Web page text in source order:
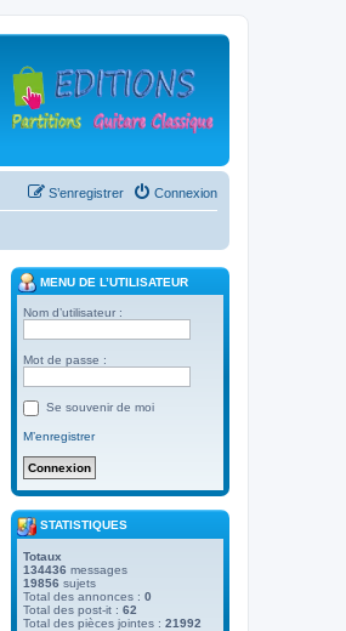
Connexion
S’enregistrer
MENU DE L’UTILISATEUR
Nom d’utilisateur :
Mot de passe :
Se souvenir de moi
M’enregistrer
STATISTIQUES
Totaux
134436 messages
19856 sujets
Total des annonces : 0
Total des post-it : 62
Total des pièces jointes : 21992